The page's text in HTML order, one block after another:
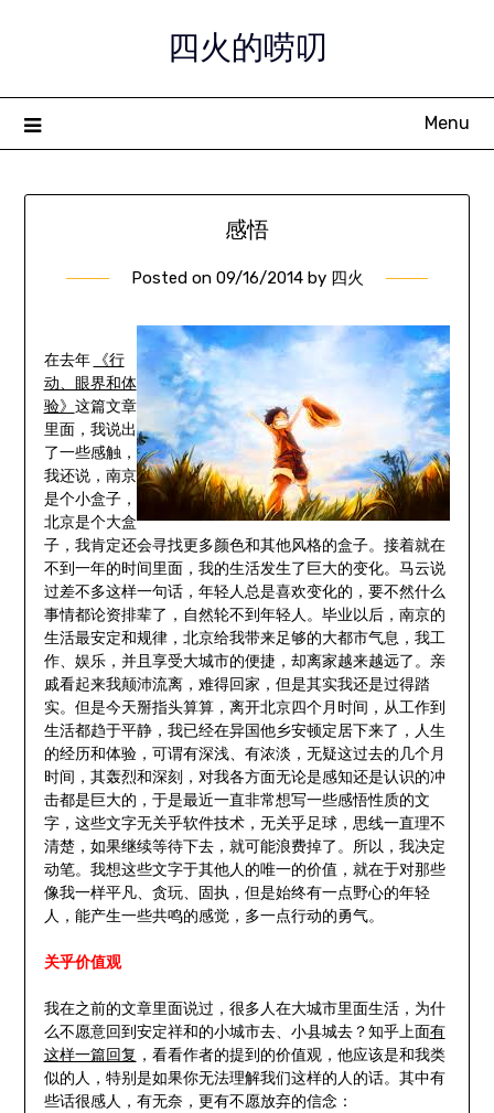
四火的唠叨
Menu
感悟
Posted on 09/16/2014by 四火
在去年
《行
动、眼界和体
验》 这篇文章
里面，我说出
了一些感触，
我还说，南京
是个小盒子，
北京是个大盒
子，我肯定还会寻找更多颜色和其他风格的盒子。接着就在
不到一年的时间里面，我的生活发生了巨大的变化。马云说
过差不多这样一句话，年轻人总是喜欢变化的，要不然什么
事情都论资排辈了，自然轮不到年轻人。毕业以后，南京的
生活最安定和规律，北京给我带来足够的大都市气息，我工
作、娱乐，并且享受大城市的便捷，却离家越来越远了。亲
戚看起来我颠沛流离，难得回家，但是其实我还是过得踏
实。但是今天掰指头算算，离开北京四个月时间，从工作到
生活都趋于平静，我已经在异国他乡安顿定居下来了，人生
的经历和体验，可谓有深浅、有浓淡，无疑这过去的几个月
时间，其轰烈和深刻，对我各方面无论是感知还是认识的冲
击都是巨大的，于是最近一直非常想写一些感悟性质的文
字，这些文字无关乎软件技术，无关乎足球，思线一直理不
清楚，如果继续等待下去，就可能浪费掉了。所以，我决定
动笔。我想这些文字于其他人的唯一的价值，就在于对那些
像我一样平凡、贪玩、固执，但是始终有一点野心的年轻
人，能产生一些共鸣的感觉，多一点行动的勇气。
关乎价值观
我在之前的文章里面说过，很多人在大城市里面生活，为什
么不愿意回到安定祥和的小城市去、小县城去？知乎上面有
这样一篇回复 ，看看作者的提到的价值观，他应该是和我类
似的人，特别是如果你无法理解我们这样的人的话。其中有
些话很感人，有无奈，更有不愿放弃的信念：